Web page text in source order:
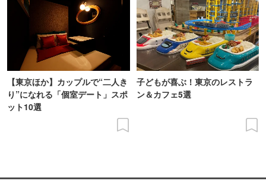
【東京ほか】カップルで“二人き
り”になれる「個室デート」スポ
ット10選
子どもが喜ぶ！東京のレストラ
ン＆カフェ5選